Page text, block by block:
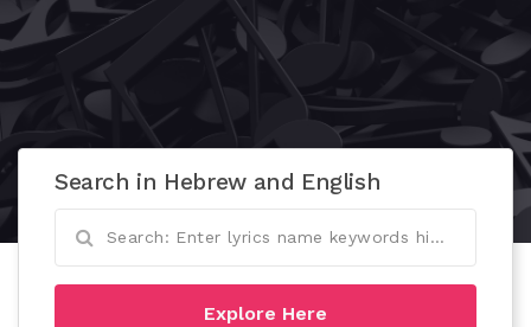
Search in Hebrew and English
Explore Here